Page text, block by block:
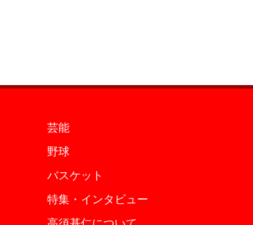
芸能
野球
バスケット
特集・インタビュー